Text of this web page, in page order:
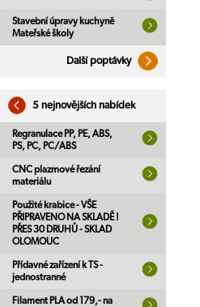
Stavební úpravy kuchyně
Mateřské školy
Další poptávky
5 nejnovějších nabídek
Regranulace PP, PE, ABS,
PS, PC, PC/ABS
CNC plazmové řezání
materiálu
Použité krabice - VŠE
PŘIPRAVENO NA SKLADĚ !
PŘES 30 DRUHŮ - SKLAD
OLOMOUC
Přídavné zařízení k TS -
jednostranné
Filament PLA od 179,- na